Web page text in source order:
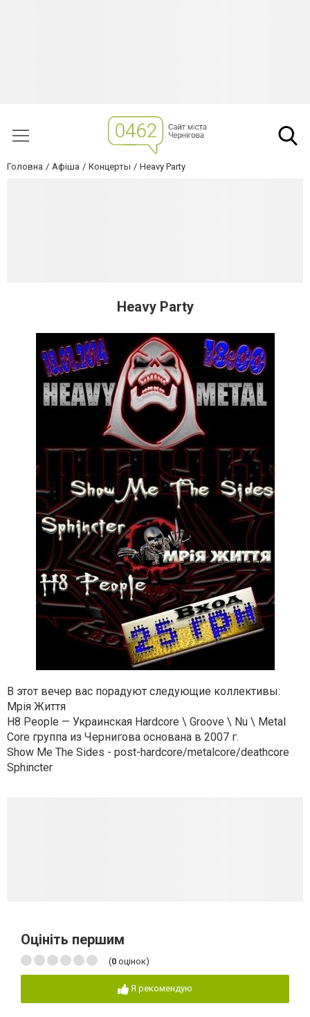
Головна Афіша Концерты Нeavy Party
Нeavy Party
В этот вечер вас порадуют следующие коллективы:
Мрія Життя
H8 People — Украинская Hardcore \ Groove \ Nu \ Metal
Core группа из Чернигова основана в 2007 г.
Show Me The Sides - post-hardcore/metalcore/deathcore
Sphincter
Оцініть першим
(0 оцінок)
Я рекомендую